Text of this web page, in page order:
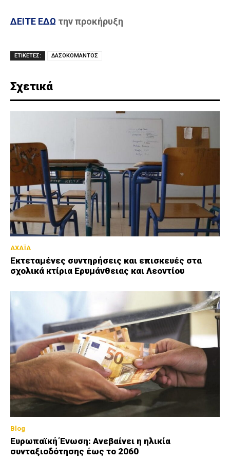
ΔΕΙΤΕ ΕΔΩ την προκήρυξη
ΕΤΙΚΕΤΕΣ: ΔΑΣΟΚΟΜΑΝΤΟΣ
Σχετικά
ΑΧΑΪΑ
Εκτεταμένες συντηρήσεις και επισκευές στα
σχολικά κτίρια Ερυμάνθειας και Λεοντίου
Blog
Ευρωπαϊκή Ένωση: Ανεβαίνει η ηλικία
συνταξιοδότησης έως το 2060